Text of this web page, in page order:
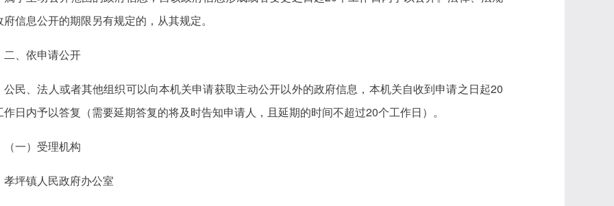
府信息公开的期限另有规定的，从其规定。
二、依申请公开
公民、法人或者其他组织可以向本机关申请获取主动公开以外的政府信息，本机关自收到申请之日起20
作日内予以答复（需要延期答复的将及时告知申请人，且延期的时间不超过20个工作日）。
（一）受理机构
孝坪镇人民政府办公室